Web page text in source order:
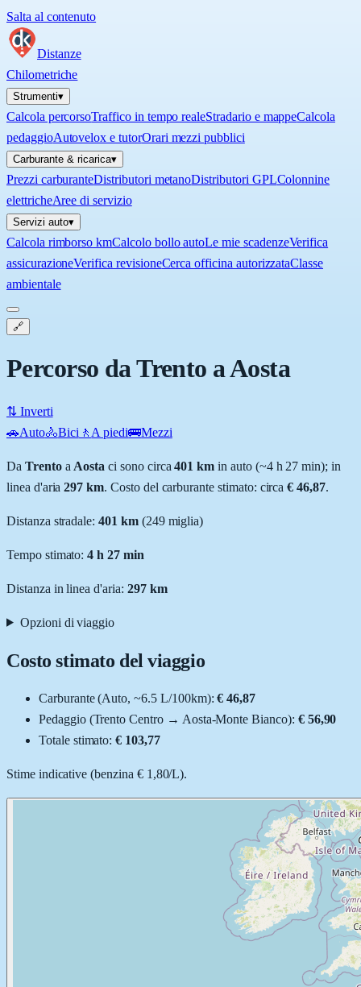
Salta al contenuto
Distanze
Chilometriche
Strumenti▾
Calcola percorsoTraffico in tempo realeStradario e mappeCalcola
pedaggioAutovelox e tutorOrari mezzi pubblici
Carburante & ricarica▾
Prezzi carburanteDistributori metanoDistributori GPLColonnine
elettricheAree di servizio
Servizi auto▾
Calcola rimborso kmCalcolo bollo autoLe mie scadenzeVerifica
assicurazioneVerifica revisioneCerca officina autorizzataClasse
ambientale
🔗
Percorso da Trento a Aosta
⇅ Inverti
🚗Auto🚴Bici 🚶 A piedi🚌Mezzi
Da Trentoa Aosta ci sono circa 401 km in auto (~4 h 27 min); in
linea d'aria297 km. Costo del carburante stimato: circa € 46,87.
Distanza stradale:401 km (249miglia)
Tempo stimato:4 h 27 min
Distanza in linea d'aria: 297km
Opzioni di viaggio
Costo stimato del viaggio
Carburante (Auto, ~6.5 L/100km): € 46,87
Pedaggio (Trento Centro→ Aosta-Monte Bianco): € 56,90
Totale stimato:€ 103,77
Stime indicative (benzina € 1,80/L).